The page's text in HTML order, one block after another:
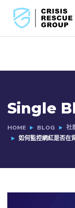
Single
HOME BLOG
社
如何監控網紅是否在